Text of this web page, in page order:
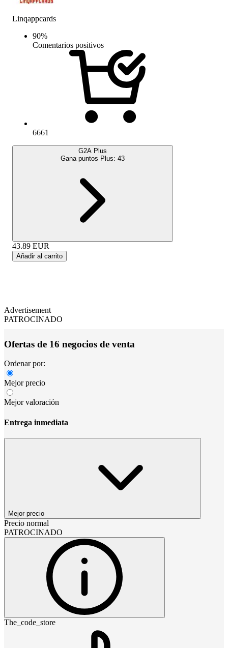
Linqappcards
90%
Comentarios positivos
6661
G2A Plus
Gana puntos Plus: 43
43.89 EUR
Añadir al carrito
Advertisement
PATROCINADO
Ofertas de 16 negocios de venta
Ordenar por:
Mejor precio
Mejor valoración
Entrega inmediata
Mejor precio
Precio normal
PATROCINADO
The_code_store